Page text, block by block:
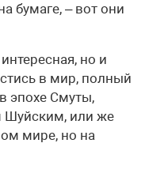
бумаге, – вот они
но и
в мир, полный
эпохе Смуты,
Шуйским, или же
мире, но на